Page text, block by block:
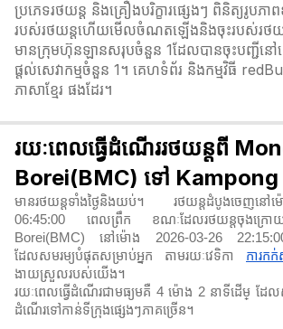
ប្រភេទរថយន្ត និងគ្រឿងបរិក្ខារផ្សេងៗ ពិនិត្យរូបភា
របស់រថយន្តហើយមើលចំណតឡើងនិងចុះរបស់រថយន្ត
មានក្រុមហ៊ុនឡានសរុបចំនួន 1ដែលបានចុះបញ្ជីន
ផ្តល់សេវាកម្មចំនួន 1។ គេហទំព័រ និងកម្មវិធី
ភាសាខ្មែរ ផងដែរ។
រយៈពេលធ្វើដំណើររថយន្តពី
Borei(BMC) ទៅ
មានរថយន្តទាំងថ្ងៃនិងយប់។ រថយន្តដំបូងចេញន
06:45:00 ពេលព្រឹក ខណៈដែលរថយន្តចុងក្រ
Borei(BMC) នៅម៉ោង 2026-03-26
ដែលសមរម្យបំផុតសម្រាប់អ្នក តាមរយៈវេទិកា ការក
ងាយស្រួលរបស់យើង។
រយៈពេលធ្វើដំណើរជាមធ្យមគឺ 4 ម៉ោង 2 នាទី​ដើម្ ដែល
ដំណើរទៅកាន់ទីក្រុងផ្សេងៗភាគច្រើន។